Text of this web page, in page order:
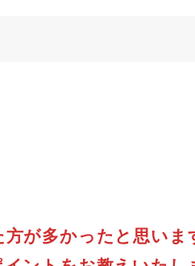
が多かったと思いま